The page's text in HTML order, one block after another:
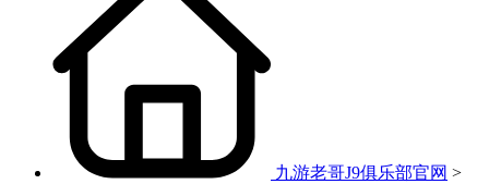
九游老哥J9俱乐部官网 >